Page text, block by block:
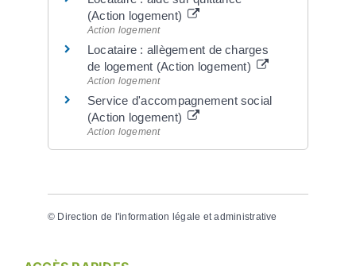
(Action logement)
Action logement
Locataire : allègement de charges
de logement (Action logement)
Action logement
Service d'accompagnement social
(Action logement)
Action logement
© Direction de l'information légale et administrative